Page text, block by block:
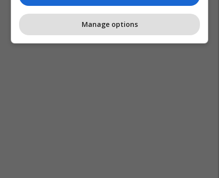
Manage options